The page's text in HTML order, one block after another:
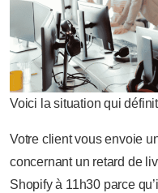
Voici la situation qui
Votre client vous envoie
concernant un retard de
Shopify à 11h30 parce